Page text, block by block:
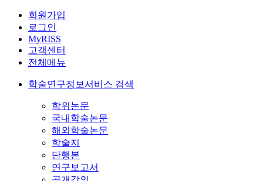
회원가입
로그인
MyRISS
고객센터
전체메뉴
학술연구정보서비스 검색
학위논문
국내학술논문
해외학술논문
학술지
단행본
연구보고서